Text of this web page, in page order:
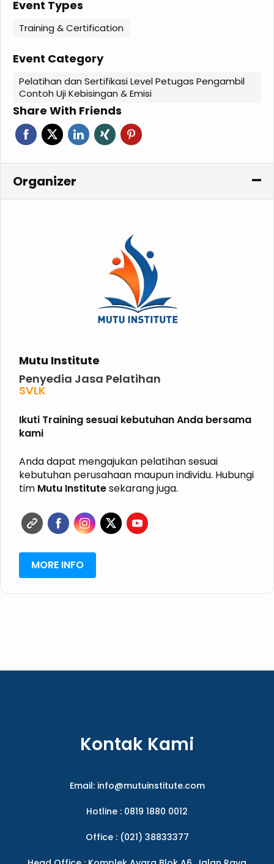
Event Types
Training & Certification
Event Category
Pelatihan dan Sertifikasi Level Petugas Pengambil
Contoh Uji Kebisingan & Emisi
Share With Friends
Organizer
Mutu Institute
Penyedia Jasa Pelatihan
SVLK
P2K3
P3K
K3 KIMIA
ISO
HALAL
GRK
ISPO
Ikuti Training sesuai kebutuhan Anda bersama
kami
Anda dapat mengajukan pelatihan sesuai
kebutuhan perusahaan maupun individu. Hubungi
tim Mutu Institutesekarang juga.
MORE INFO
Kontak Kami
Email: info@mutuinstitute.com
Hotline : 0819 1880 0012
Office : (021) 38833377